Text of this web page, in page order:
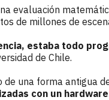
evaluación
de millones de
estaba todo
de Chile.
una forma antigua
con un